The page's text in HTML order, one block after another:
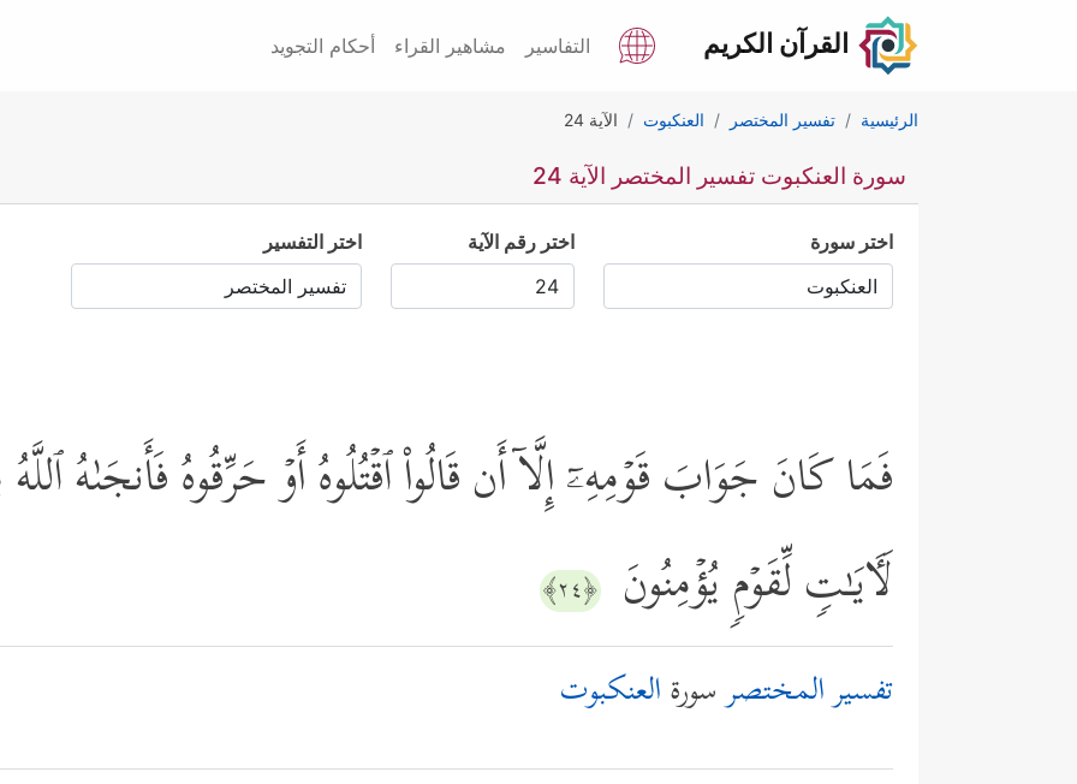
القرآن الكريم التفاسير مشاهير القراء أحكام التجويد
الرئيسية تفسير المختصر العنكبوت الآية 24
سورة العنكبوت تفسير المختصر الآية 24
اختر سورة اختر رقم الآية اختر التفسير
فَمَا كَانَ جَوَابَ قَوۡمِهِۦۤ إِلَّاۤ أَن قَالُواْ ٱقۡتُلُوهُ أَوۡ حَرِّقُوهُ فَأَنجَىٰهُ
لَـَٔایَـٰتࣲ لِّقَوۡمࣲ یُؤۡمِنُونَ ﴿٢٤﴾
تفسير المختصرسورةالعنكبوت